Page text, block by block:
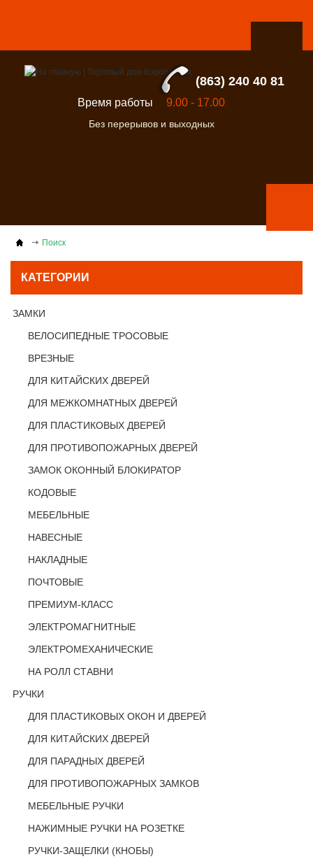
(863) 240 40 81
Время работы 9.00 - 17.00
Без перерывов и выходных
Поиск
КАТЕГОРИИ
ЗАМКИ
ВЕЛОСИПЕДНЫЕ ТРОСОВЫЕ
ВРЕЗНЫЕ
ДЛЯ КИТАЙСКИХ ДВЕРЕЙ
ДЛЯ МЕЖКОМНАТНЫХ ДВЕРЕЙ
ДЛЯ ПЛАСТИКОВЫХ ДВЕРЕЙ
ДЛЯ ПРОТИВОПОЖАРНЫХ ДВЕРЕЙ
ЗАМОК ОКОННЫЙ БЛОКИРАТОР
КОДОВЫЕ
МЕБЕЛЬНЫЕ
НАВЕСНЫЕ
НАКЛАДНЫЕ
ПОЧТОВЫЕ
ПРЕМИУМ-КЛАСС
ЭЛЕКТРОМАГНИТНЫЕ
ЭЛЕКТРОМЕХАНИЧЕСКИЕ
НА РОЛЛ СТАВНИ
РУЧКИ
ДЛЯ ПЛАСТИКОВЫХ ОКОН И ДВЕРЕЙ
ДЛЯ КИТАЙСКИХ ДВЕРЕЙ
ДЛЯ ПАРАДНЫХ ДВЕРЕЙ
ДЛЯ ПРОТИВОПОЖАРНЫХ ЗАМКОВ
МЕБЕЛЬНЫЕ РУЧКИ
НАЖИМНЫЕ РУЧКИ НА РОЗЕТКЕ
РУЧКИ-ЗАЩЕЛКИ (КНОБЫ)